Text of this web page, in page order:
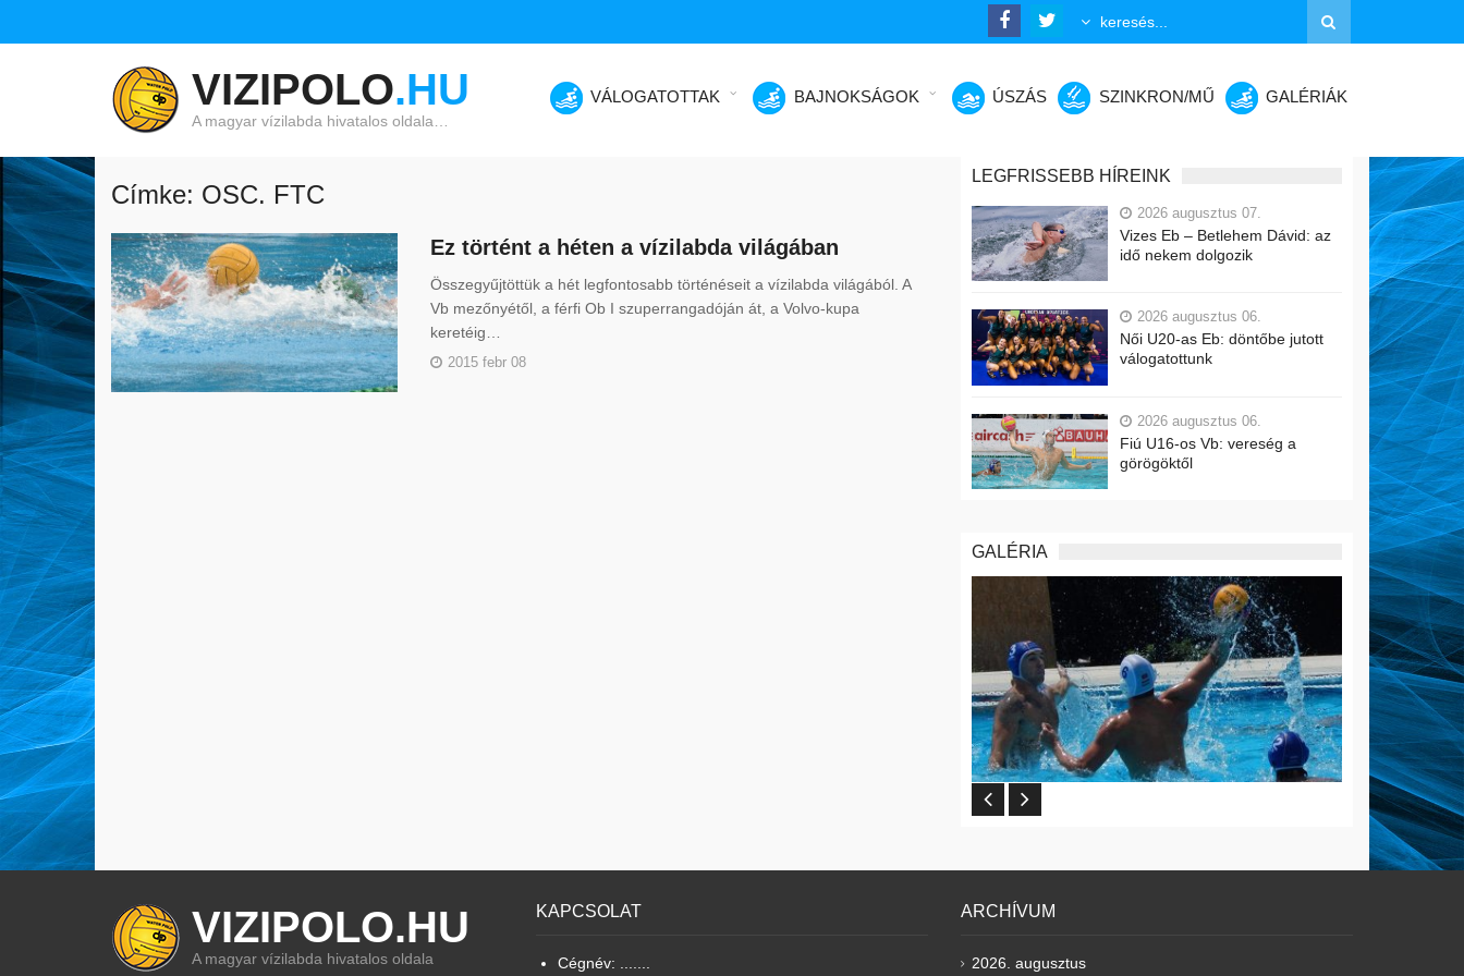
VIZIPOLO.HU
A magyar vízilabda hivatalos oldala…
VÁLOGATOTTAK BAJNOKSÁGOK ÚSZÁS SZINKRON/MŰ GALÉRIÁK
Címke: OSC. FTC
Ez történt a héten a vízilabda világában
Összegyűjtöttük a hét legfontosabb történéseit a vízilabda világából. A
Vb mezőnyétől, a férfi Ob I szuperrangadóján át, a Volvo-kupa
keretéig…
2015 febr 08
LEGFRISSEBB HÍREINK
2026 augusztus 07.
Vizes Eb – Betlehem Dávid: az
idő nekem dolgozik
2026 augusztus 06.
Női U20-as Eb: döntőbe jutott
válogatottunk
2026 augusztus 06.
Fiú U16-os Vb: vereség a
görögöktől
GALÉRIA
VIZIPOLO.HU
A magyar vízilabda hivatalos oldala
KAPCSOLAT
Cégnév: .......
ARCHÍVUM
2026. augusztus